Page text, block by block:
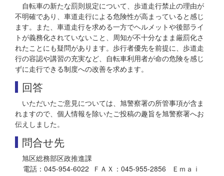
自転車の新たな罰則規定について、歩道走行禁止の理由が
不明確であり、車道走行による危険性が高まっていると感じ
ます。また、車道走行を求める一方でヘルメットや後部ライ
トが義務化されていないこと、周知が不十分なまま厳罰化さ
れたことにも疑問があります。歩行者優先を前提に、歩道走
行の容認や講習の充実など、自転車利用者が命の危険を感じ
ずに走行できる制度への改善を求めます。
回答
いただいたご意見については、旭警察署の所管事項が含ま
れますので、個人情報を除いたご投稿の趣旨を旭警察署へお
伝えしました。
問合せ先
旭区総務部区政推進課
電話：045-954-6022 ＦＡＸ：045-955-2856 Ｅｍａｉ